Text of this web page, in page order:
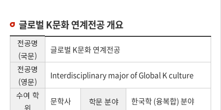
글로벌 K문화 연계전공 개요
전공명
(국문)
글로벌 K문화 연계전공
전공명
(영문)
Interdisciplinary major of Global K culture
수여 학
위
문학사 학문 분야 한국학 (융복합) 분야